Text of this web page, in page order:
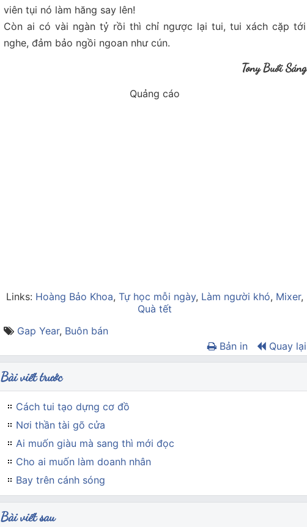
viên tụi nó làm hăng say lên!
Còn ai có vài ngàn tỷ rồi thì chỉ ngược lại tui, tui xách cặp tới
nghe, đảm bảo ngồi ngoan như cún.
Tony Buổi Sáng
Quảng cáo
Links: Hoàng Bảo Khoa,Tự học mỗi ngày, Làm người khó, Mixer,
Quà tết
Gap Year, Buôn bán
Bản in
Quay lại
Bài viết trước
Cách tui tạo dựng cơ đồ
Nơi thần tài gõ cửa
Ai muốn giàu mà sang thì mới đọc
Cho ai muốn làm doanh nhân
Bay trên cánh sóng
Bài viết sau